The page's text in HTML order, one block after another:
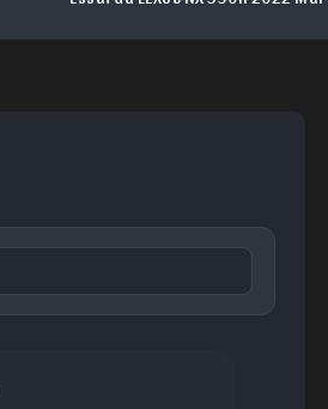
Publier